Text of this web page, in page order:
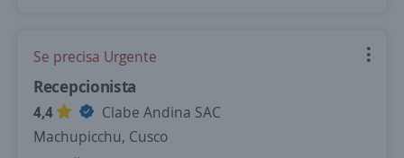
Se precisa Urgente
Recepcionista
4,4
Clabe Andina SAC
Machupicchu, Cusco